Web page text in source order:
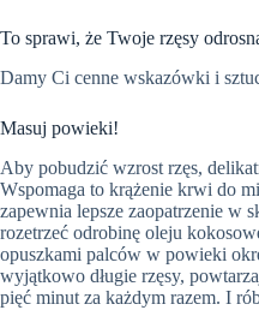
To sprawi, że Twoje rzęsy
Damy Ci cenne wskazówki i
Masuj powieki!
Aby pobudzić wzrost rzęs,
Wspomaga to krążenie krwi do
zapewnia lepsze zaopatrzenie w
rozetrzeć odrobinę oleju
opuszkami palców w powieki
wyjątkowo długie rzęsy,
pięć minut za każdym razem. I